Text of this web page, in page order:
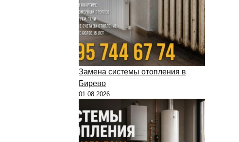
Замена системы отопления в
Бирево
01.08.2026